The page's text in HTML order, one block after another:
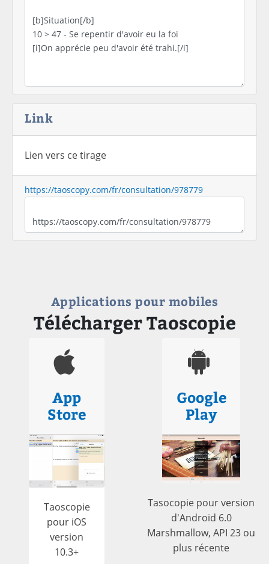
Link
Lien vers ce tirage
https://taoscopy.com/fr/consultation/978779
Applications pour mobiles
Télécharger Taoscopie
App
Store
Taoscopie
pour iOS
version
10.3+
Google
Play
Tasocopie pour version
d'Android 6.0
Marshmallow, API 23 ou
plus récente